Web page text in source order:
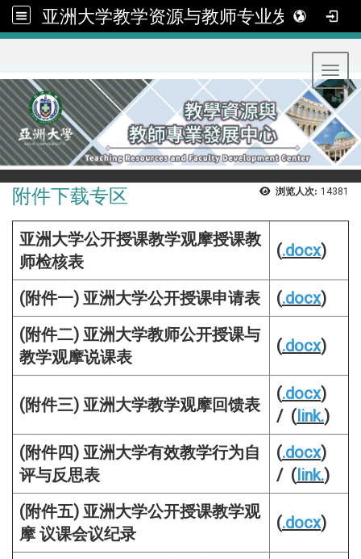
亚洲大学教学资源与教师专业发展中心
浏览人次: 14381
附件下载专区
亚洲大学公开授课教学观摩授课教
师检核表
(.docx)
(附件一) 亚洲大学公开授课申请表 (.docx)
(附件二) 亚洲大学教师公开授课与
教学观摩说课表
(.docx)
(附件三) 亚洲大学教学观摩回馈表
(.docx)
/ (link.)
(附件四) 亚洲大学有效教学行为自
评与反思表
(.docx)
/ (link.)
(附件五) 亚洲大学公开授课教学观
摩 议课会议纪录
(.docx)